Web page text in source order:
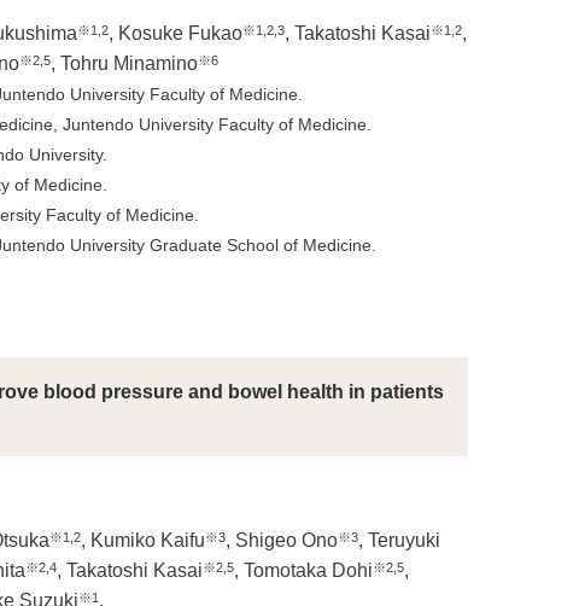
※1,2, Kosuke Fukao※1,2,3, Takatoshi Kasai※1,2,
※2,5, Tohru Minamino※6
University Faculty of Medicine.
Juntendo University Faculty of Medicine.
University.
of Medicine.
Faculty of Medicine.
University Graduate School of Medicine.
blood pressure and bowel health in patients
※1,2, Kumiko Kaifu※3, Shigeo Ono※3, Teruyuki
※2,4, Takatoshi Kasai※2,5, Tomotaka Dohi※2,5,
Suzuki※1 .